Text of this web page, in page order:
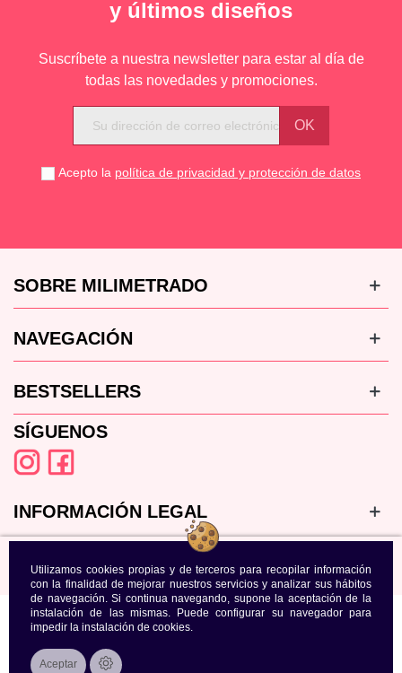
Utilizamos cookies propias y de terceros para recopilar información
con la finalidad de mejorar nuestros servicios y analizar sus hábitos
de navegación. Si continua navegando, supone la aceptación de la
instalación de las mismas. Puede configurar su navegador para
impedir la instalación de cookies.
Aceptar
y últimos diseños
Suscríbete a nuestra newsletter para estar al día de
todas las novedades y promociones.
Acepto la política de privacidad y protección de datos
SOBRE MILIMETRADO
NAVEGACIÓN
BESTSELLERS
SÍGUENOS
INFORMACIÓN LEGAL